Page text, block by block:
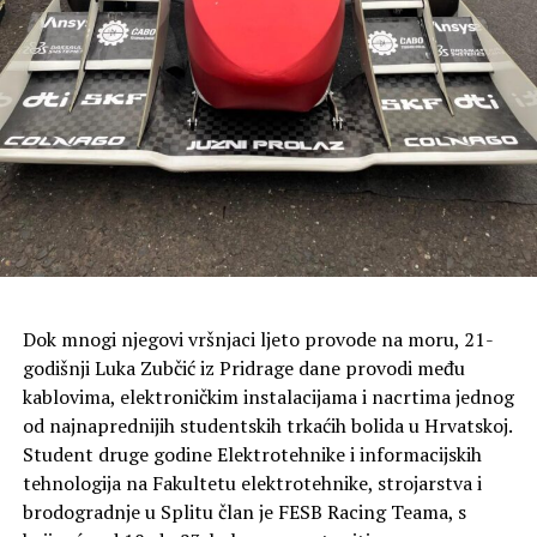
modela.
Dok mnogi njegovi vršnjaci ljeto provode na moru, 21-
godišnji Luka Zubčić iz Pridrage dane provodi među
kablovima, elektroničkim instalacijama i nacrtima jednog
od najnaprednijih studentskih trkaćih bolida u Hrvatskoj.
Student druge godine Elektrotehnike i informacijskih
tehnologija na Fakultetu elektrotehnike, strojarstva i
brodogradnje u Splitu član je FESB Racing Teama, s